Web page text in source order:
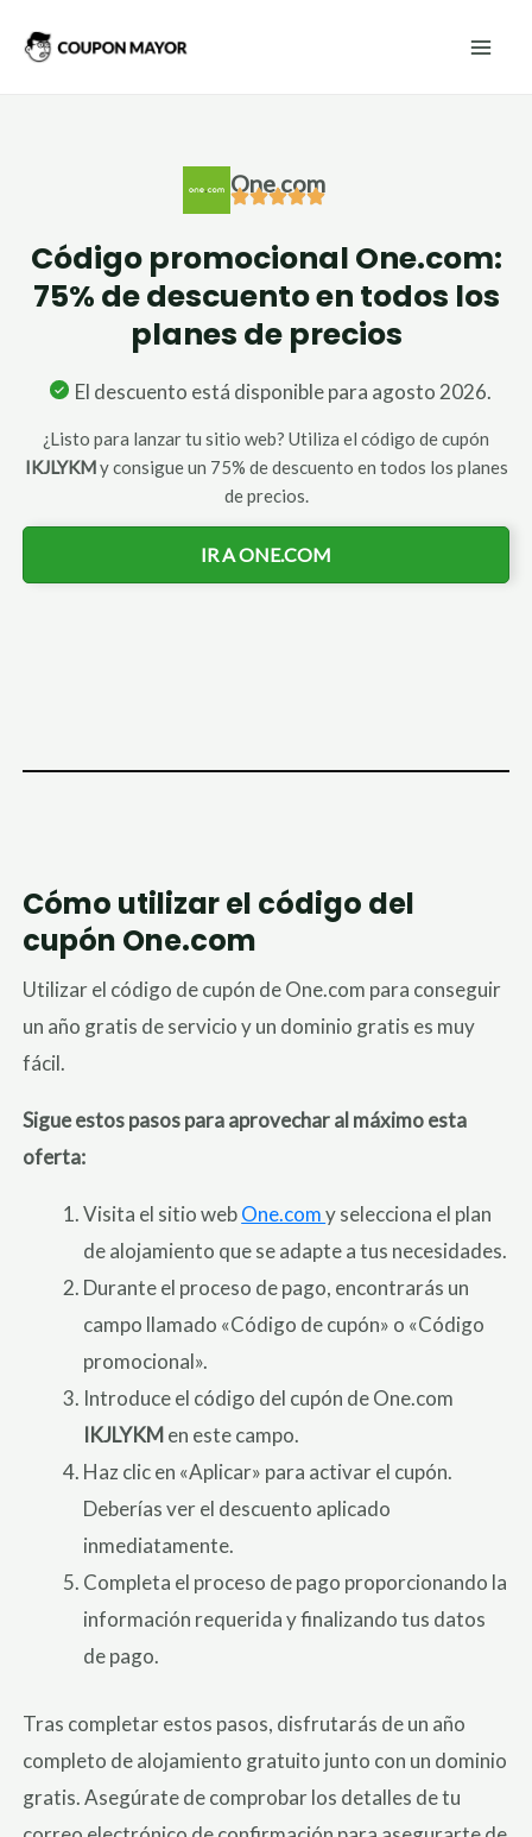
One.com
Código promocional One.com:
75% de descuentoen todos los
planes de precios
El descuento está disponible para agosto 2026.
¿Listo para lanzar tu sitio web? Utiliza el código de cupón
IKJLYKMy consigue un 75% de descuento en todos los planes
de precios.
IR A ONE.COM
Cómo utilizar el código del
cupón One.com
Utilizar el código de cupón de One.com para conseguir
un año gratis de servicio y un dominio gratis es muy
fácil.
Sigue estos pasos para aprovechar al máximo esta
oferta:
Visita el sitio webOne.comy selecciona el plan
de alojamiento que se adapte a tus necesidades.
Durante el proceso de pago, encontrarás un
campo llamado «Código de cupón» o «Código
promocional».
Introduce el código del cupón de One.com
IKJLYKM en este campo.
Haz clic en «Aplicar» para activar el cupón.
Deberías ver el descuento aplicado
inmediatamente.
Completa el proceso de pago proporcionando la
información requerida y finalizando tus datos
de pago.
Tras completar estos pasos, disfrutarás de un año
completo de alojamiento gratuito junto con un dominio
gratis. Asegúrate de comprobar los detalles de tu